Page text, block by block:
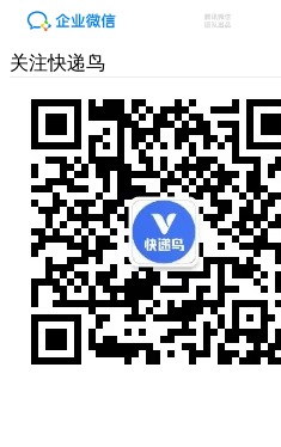
关注快递鸟